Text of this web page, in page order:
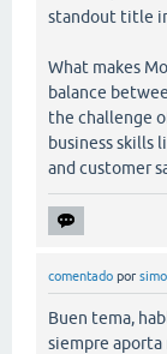
standout title
What makes
balance
the challenge
business skills
and customer
comentado por
Buen tema,
siempre aporta